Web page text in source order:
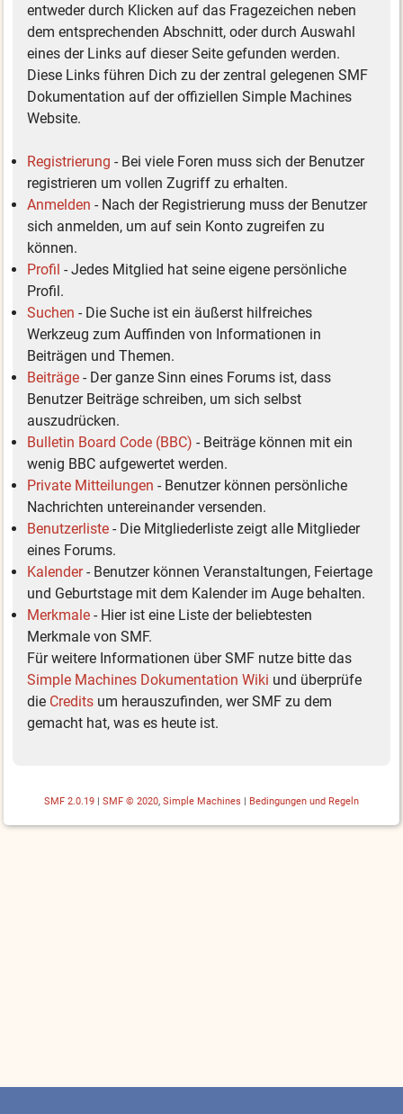
entweder durch Klicken auf das Fragezeichen neben
dem entsprechenden Abschnitt, oder durch Auswahl
eines der Links auf dieser Seite gefunden werden.
Diese Links führen Dich zu der zentral gelegenen SMF
Dokumentation auf der offiziellen Simple Machines
Website.
Registrierung - Bei viele Foren muss sich der Benutzer
registrieren um vollen Zugriff zu erhalten.
Anmelden - Nach der Registrierung muss der Benutzer
sich anmelden, um auf sein Konto zugreifen zu
können.
Profil - Jedes Mitglied hat seine eigene persönliche
Profil.
Suchen - Die Suche ist ein äußerst hilfreiches
Werkzeug zum Auffinden von Informationen in
Beiträgen und Themen.
Beiträge - Der ganze Sinn eines Forums ist, dass
Benutzer Beiträge schreiben, um sich selbst
auszudrücken.
Bulletin Board Code (BBC) - Beiträge können mit ein
wenig BBC aufgewertet werden.
Private Mitteilungen - Benutzer können persönliche
Nachrichten untereinander versenden.
Benutzerliste - Die Mitgliederliste zeigt alle Mitglieder
eines Forums.
Kalender- Benutzer können Veranstaltungen, Feiertage
und Geburtstage mit dem Kalender im Auge behalten.
Merkmale - Hier ist eine Liste der beliebtesten
Merkmale von SMF.
Für weitere Informationen über SMF nutze bitte das
Simple Machines Dokumentation Wiki und überprüfe
die Credits um herauszufinden, wer SMF zu dem
gemacht hat, was es heute ist.
SMF 2.0.19 | SMF © 2020 Simple Machines | Bedingungen und Regeln